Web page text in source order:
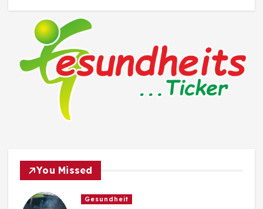
You Missed
Gesundheit